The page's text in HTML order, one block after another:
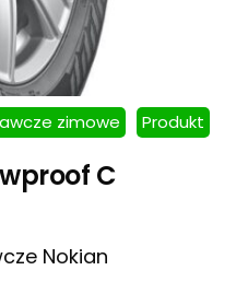
zimowe Produkt
C
Nokian